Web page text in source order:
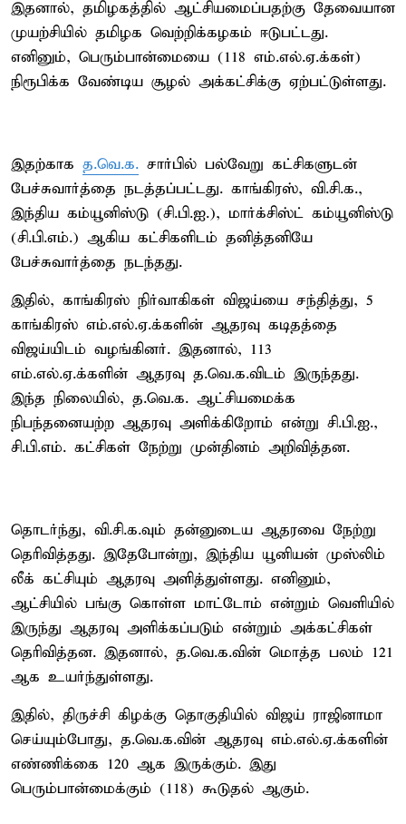
இதனால், தமிழகத்தில் ஆட்சியமைப்பதற்கு தேவையான
முயற்சியில் தமிழக வெற்றிக்கழகம் ஈடுபட்டது.
எனினும், பெரும்பான்மையை (118 எம்.எல்.ஏ.க்கள்)
நிரூபிக்க வேண்டிய சூழல் அக்கட்சிக்கு ஏற்பட்டுள்ளது.
இதற்காக த.வெ.க. சார்பில் பல்வேறு கட்சிகளுடன்
பேச்சுவார்த்தை நடத்தப்பட்டது. காங்கிரஸ், வி.சி.க.,
இந்திய கம்யூனிஸ்டு (சி.பி.ஐ.), மார்க்சிஸ்ட் கம்யூனிஸ்டு
(சி.பி.எம்.) ஆகிய கட்சிகளிடம் தனித்தனியே
பேச்சுவார்த்தை நடந்தது.
இதில், காங்கிரஸ் நிர்வாகிகள் விஜய்யை சந்தித்து, 5
காங்கிரஸ் எம்.எல்.ஏ.க்களின் ஆதரவு கடிதத்தை
விஜய்யிடம் வழங்கினர். இதனால், 113
எம்.எல்.ஏ.க்களின் ஆதரவு த.வெ.க.விடம் இருந்தது.
இந்த நிலையில், த.வெ.க. ஆட்சியமைக்க
நிபந்தனையற்ற ஆதரவு அளிக்கிறோம் என்று சி.பி.ஐ.,
சி.பி.எம். கட்சிகள் நேற்று முன்தினம் அறிவித்தன.
தொடர்ந்து, வி.சி.க.வும் தன்னுடைய ஆதரவை நேற்று
தெரிவித்தது. இதேபோன்று, இந்திய யூனியன் முஸ்லிம்
லீக் கட்சியும் ஆதரவு அளித்துள்ளது. எனினும்,
ஆட்சியில் பங்கு கொள்ள மாட்டோம் என்றும் வெளியில்
இருந்து ஆதரவு அளிக்கப்படும் என்றும் அக்கட்சிகள்
தெரிவித்தன. இதனால், த.வெ.க.வின் மொத்த பலம் 121
ஆக உயர்ந்துள்ளது.
இதில், திருச்சி கிழக்கு தொகுதியில் விஜய் ராஜினாமா
செய்யும்போது, த.வெ.க.வின் ஆதரவு எம்.எல்.ஏ.க்களின்
எண்ணிக்கை 120 ஆக இருக்கும். இது
பெரும்பான்மைக்கும் (118) கூடுதல் ஆகும்.